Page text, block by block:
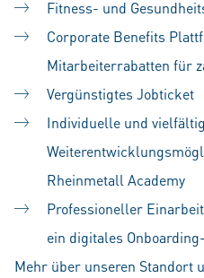
Fitness- und
Corporate Benefits
Mitarbeiterrabatten für
Vergünstigtes Jobticket
Individuelle und
Rheinmetall Academy
Professioneller
ein digitales
Mehr über unseren Standort